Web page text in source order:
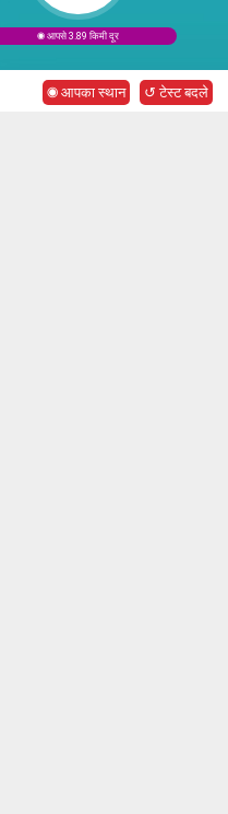
◉ आपसे 3.89 किमी दूर
◉ आपका स्थान ↺ टेस्ट बदले